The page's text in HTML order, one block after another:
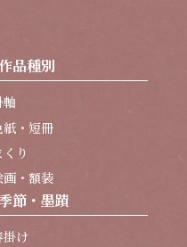
作品種別
軸
紙・短冊
くり
画・額装
節・墨蹟
掛け